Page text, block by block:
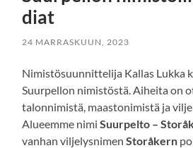
diat
24 MARRASKUUN, 2023
Nimistösuunnittelija Kallas Lukka
Suurpellon nimistöstä. Aiheita on
talonnimistä, maastonimistä ja
Alueemme nimiSuurpelto –
vanhan viljelysnimenStoråkern